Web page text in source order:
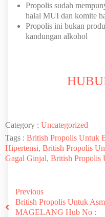
Propolis sudah
halal MUI dan komite
Propolis ini bukan
kandungan alkohol
Category : Uncategorized
Tags : British Propolis Untuk
Hipertensi, British Propolis
Gagal Ginjal, British Propolis
Previous
British Propolis Untuk
MAGELANG Hub No :